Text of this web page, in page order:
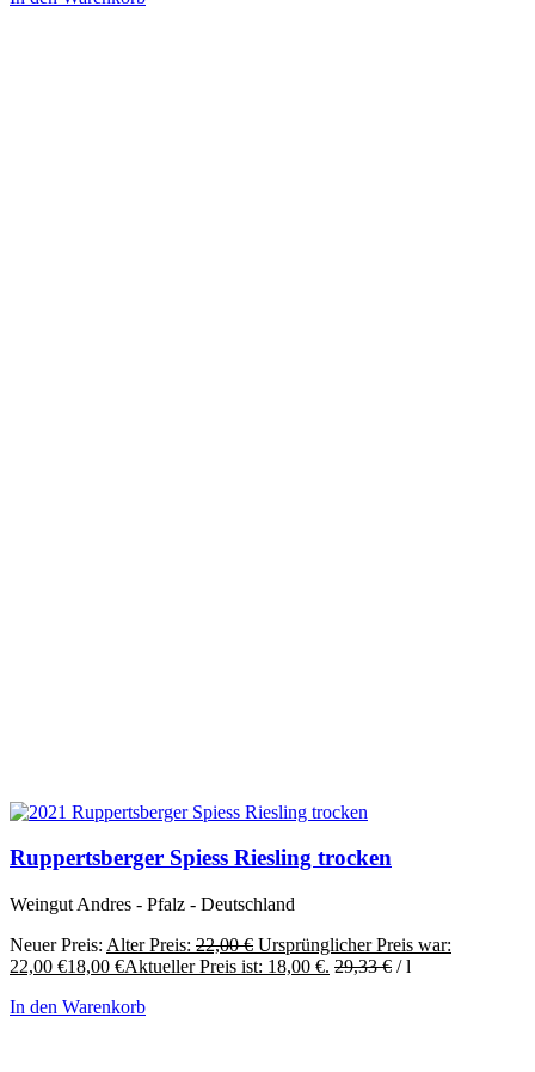
Ruppertsberger Spiess Riesling trocken
Weingut Andres - Pfalz - Deutschland
Neuer Preis: Alter Preis: 22,00€ Ursprünglicher Preis war:
22,00 €18,00 €Aktueller Preis ist: 18,00 €. 29,33€ /l
In den Warenkorb